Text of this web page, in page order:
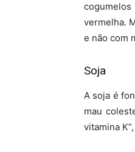
vermelha.
e não com
Soja
A soja é
mau
vitamina